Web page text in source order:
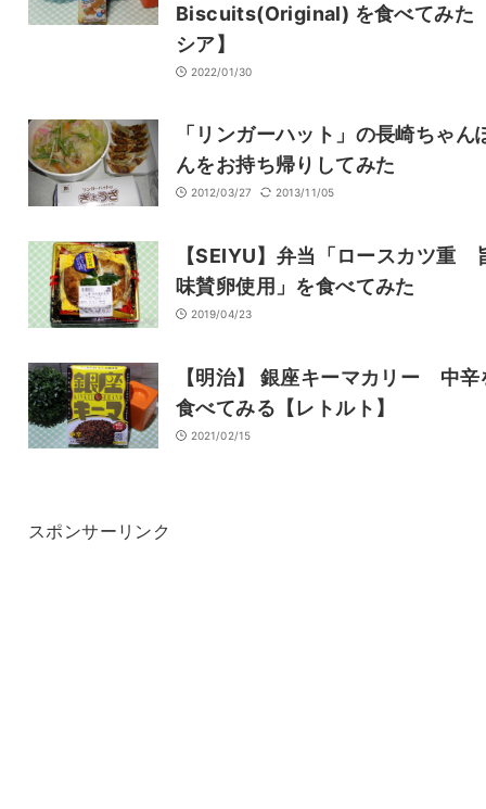
Biscuits(Original) を食べてみた
シア】
2022/01/30
「リンガーハット」の長崎ちゃん
んをお持ち帰りしてみた
2012/03/27 2013/11/05
【SEIYU】弁当「ロースカツ重
味賛卵使用」を食べてみた
2019/04/23
【明治】 銀座キーマカリー 中辛
食べてみる【レトルト】
2021/02/15
スポンサーリンク